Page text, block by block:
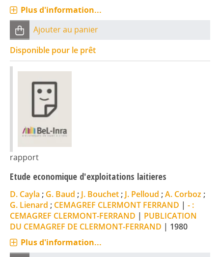
Plus d'information...
Ajouter au panier
Disponible pour le prêt
rapport
Etude economique d'exploitations laitieres
D. Cayla ; G. Baud ; J. Bouchet ; J. Pelloud ;A. Corboz ;
G. Lienard ; CEMAGREF CLERMONT FERRAND | - :
CEMAGREF CLERMONT-FERRAND | PUBLICATION
DU CEMAGREF DE CLERMONT-FERRAND | 1980
Plus d'information...